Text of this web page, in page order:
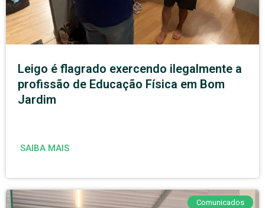
Leigo é flagrado exercendo ilegalmente a
profissão de Educação Física em Bom
Jardim
SAIBA MAIS
Comunicados